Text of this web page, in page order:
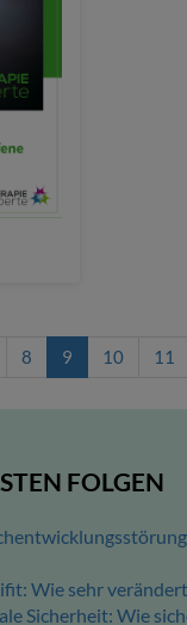
8 9 10 11
FOLGEN
Wie sehr
Sicherheit: Wie